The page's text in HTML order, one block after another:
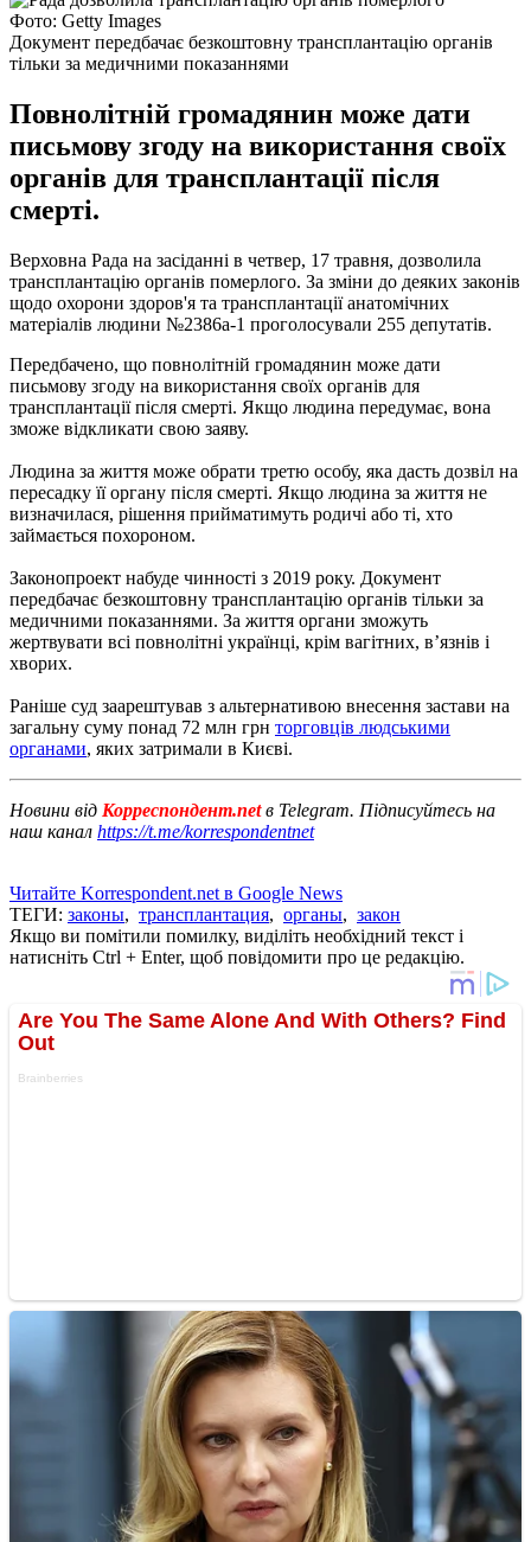
Фото: Getty Images
Документ передбачає безкоштовну трансплантацію органів
тільки за медичними показаннями
Повнолітній громадянин може дати
письмову згоду на використання своїх
органів для трансплантації після
смерті.
Верховна Рада на засіданні в четвер, 17 травня, дозволила
трансплантацію органів померлого. За зміни до деяких законів
щодо охорони здоров'я та трансплантації анатомічних
матеріалів людини №2386а-1 проголосували 255 депутатів.
Передбачено, що повнолітній громадянин може дати
письмову згоду на використання своїх органів для
трансплантації після смерті. Якщо людина передумає, вона
зможе відкликати свою заяву.
Людина за життя може обрати третю особу, яка дасть дозвіл на
пересадку її органу після смерті. Якщо людина за життя не
визначилася, рішення прийматимуть родичі або ті, хто
займається похороном.
Законопроект набуде чинності з 2019 року. Документ
передбачає безкоштовну трансплантацію органів тільки за
медичними показаннями. За життя органи зможуть
жертвувати всі повнолітні українці, крім вагітних, в’язнів і
хворих.
Раніше суд заарештував з альтернативою внесення застави на
загальну суму понад 72 млн грн торговців людськими
органами, яких затримали в Києві.
Новини від Корреспондент.netв Telegram. Підписуйтесь на
наш канал https://t.me/korrespondentnet
Читайте Korrespondent.net в Google News
ТЕГИ: законы, трансплантация, органы, закон
Якщо ви помітили помилку, виділіть необхідний текст і
натисніть Ctrl + Enter, щоб повідомити про це редакцію.